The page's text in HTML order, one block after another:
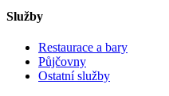
Služby
Restaurace a bary
Půjčovny
Ostatní služby